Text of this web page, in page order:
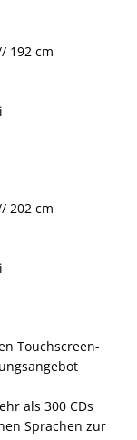
192 cm
202 cm
Touchscreen-
als 300 CDs
Sprachen zur